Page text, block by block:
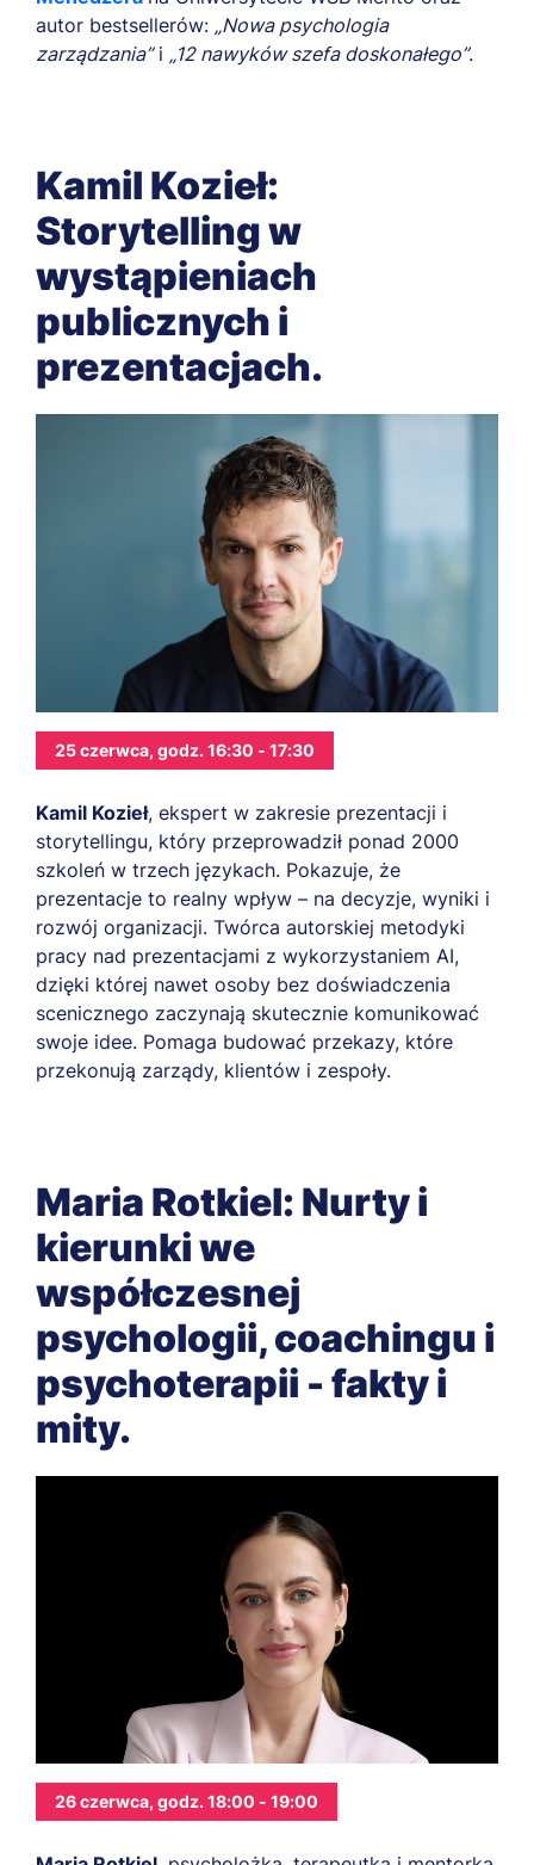
autor bestsellerów: „Nowa psychologia
zarządzania”i „12 nawyków szefa doskonałego”.
Kamil Kozieł:
Storytelling w
wystąpieniach
publicznych i
prezentacjach.
25 czerwca, godz. 16:30 - 17:30
Kamil Kozieł, ekspert w zakresie prezentacji i
storytellingu, który przeprowadził ponad 2000
szkoleń w trzech językach. Pokazuje, że
prezentacje to realny wpływ – na decyzje, wyniki i
rozwój organizacji. Twórca autorskiej metodyki
pracy nad prezentacjami z wykorzystaniem AI,
dzięki której nawet osoby bez doświadczenia
scenicznego zaczynają skutecznie komunikować
swoje idee. Pomaga budować przekazy, które
przekonują zarządy, klientów i zespoły.
Maria Rotkiel: Nurty i
kierunki we
współczesnej
psychologii, coachingu i
psychoterapii - fakty i
mity.
26 czerwca, godz. 18:00 - 19:00